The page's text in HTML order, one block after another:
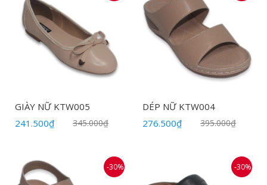
GIÀY NỮ KTW005
241.500₫
345.000₫
DÉP NỮ KTW004
276.500₫
395.000₫
-30% -30%